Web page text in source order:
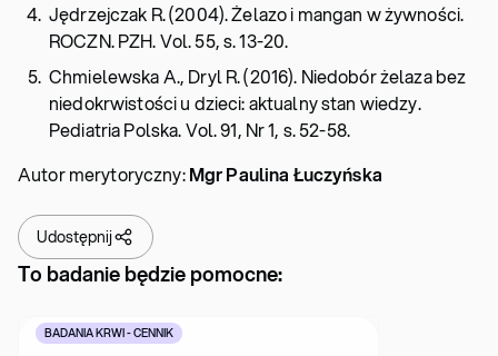
Jędrzejczak R. (2004). Żelazo i mangan w żywności.
ROCZN. PZH. Vol. 55, s. 13-20.
Chmielewska A., Dryl R. (2016). Niedobór żelaza bez
niedokrwistości u dzieci: aktualny stan wiedzy.
Pediatria Polska. Vol. 91, Nr 1, s. 52-58.
Autor merytoryczny:Mgr Paulina Łuczyńska
Udostępnij
To badanie będzie pomocne:
BADANIA KRWI - CENNIK